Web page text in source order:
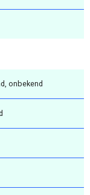
onbekend